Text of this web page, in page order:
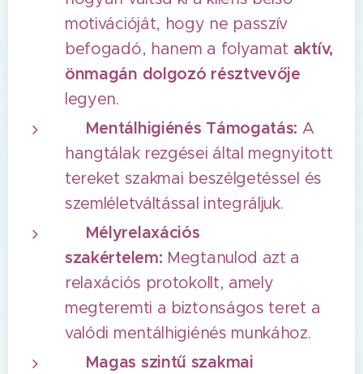
motivációját, hogy ne passzív
befogadó, hanem a folyamat aktív,
önmagán dolgozó résztvevője
legyen.
Mentálhigiénés Támogatás: A
hangtálak rezgései által megnyitott
tereket szakmai beszélgetéssel és
szemléletváltással integráljuk.
✅Mélyrelaxációs
szakértelem: Megtanulod azt a
relaxációs protokollt, amely
megteremti a biztonságos teret a
valódi mentálhigiénés munkához.
✅Magas szintű szakmai